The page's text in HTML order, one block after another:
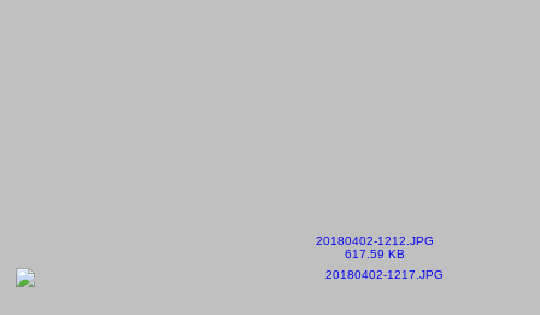
20180402-1212.JPG
617.59 KB